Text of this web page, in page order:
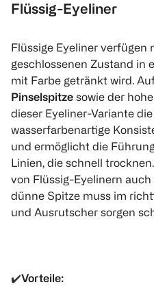
Flüssig-Eyeliner
Flüssige Eyeliner verfügen
geschlossenen Zustand in
mit Farbe getränkt wird.
Pinselspitze sowie der
dieser Eyeliner-Variante
wasserfarbenartige
und ermöglicht die
Linien, die schnell
von Flüssig-Eyelinern auch
dünne Spitze muss im
und Ausrutscher sorgen
✔️Vorteile: